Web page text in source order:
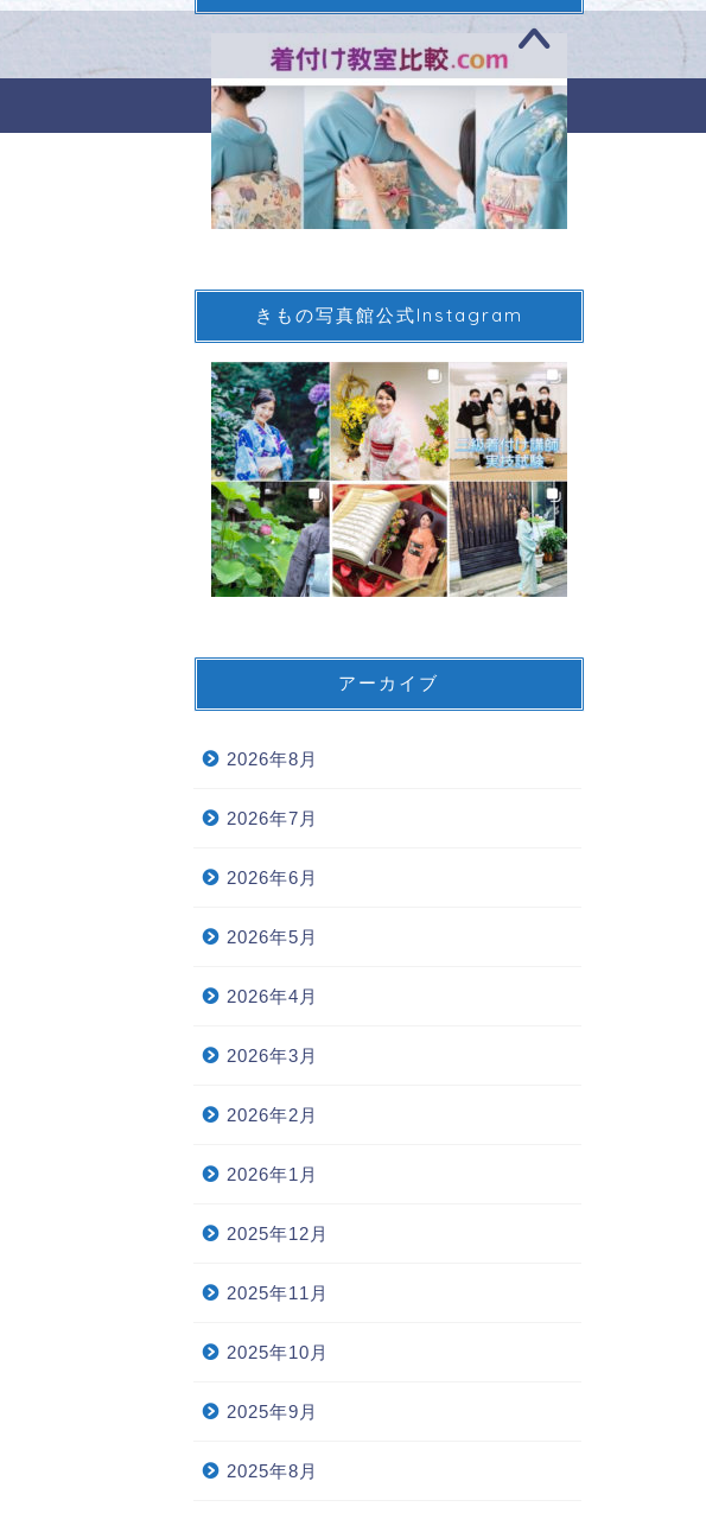
きもの写真館公式Instagram
アーカイブ
2026年8月
2026年7月
2026年6月
2026年5月
2026年4月
2026年3月
2026年2月
2026年1月
2025年12月
2025年11月
2025年10月
2025年9月
2025年8月